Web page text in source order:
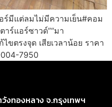
ร์มีแต่ลมไม่มีความเย็น#คอม
ร์แอร์ซาวด์”“มา
ไขตรงจุด เสียเวลาน้อย ราคา
7950
งทองหลาง จ.กรุงเทพฯ